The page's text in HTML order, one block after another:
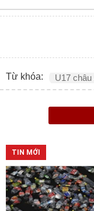
Từ khóa: U17 châu
TIN MỚI